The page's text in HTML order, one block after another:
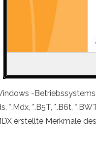
-
*.B5T, *.B6t,
erstellte Merkmale